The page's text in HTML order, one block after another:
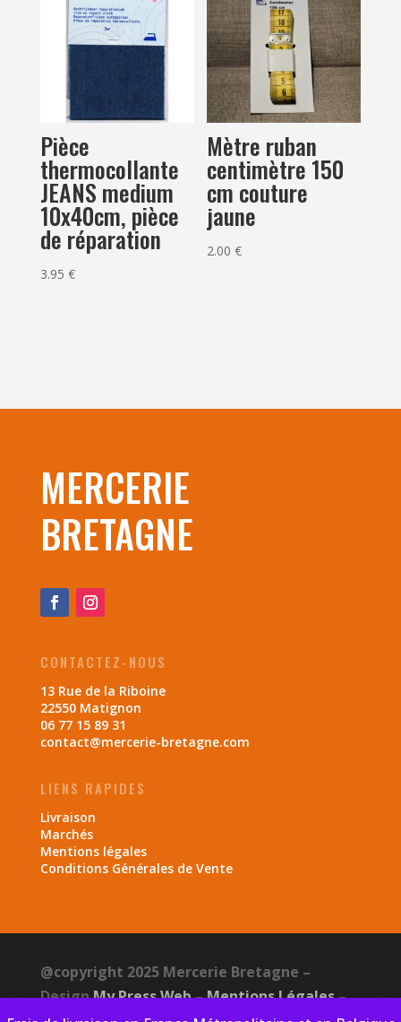
Pièce
thermocollante
JEANS medium
10x40cm, pièce
de réparation
3.95 €
Mètre ruban
centimètre 150
cm couture
jaune
2.00€
MERCERIE
BRETAGNE
CONTACTEZ-NOUS
13 Rue de la Riboine
22550 Matignon
06 77 15 89 31
contact@mercerie-bretagne.com
LIENS RAPIDES
Livraison
Marchés
Mentions légales
Conditions Générales de Vente
@copyright 2025 Mercerie Bretagne –
DesignMy Press Web–Mentions Légales–